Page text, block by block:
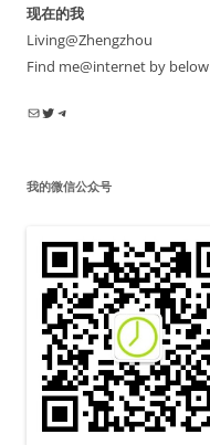
现在的我
Living@Zhengzhou
Find me@internet by below
电子邮件Twitter Telegram
我的微信公众号